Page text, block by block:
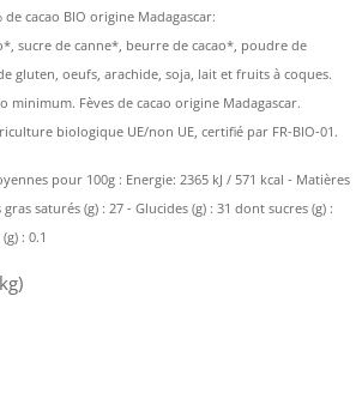
cacao BIO origine Madagascar:
sucre de canne*, beurre de cacao*, poudre de
gluten, oeufs, arachide, soja, lait et fruits à coques.
minimum. Fèves de cacao origine Madagascar.
biologique UE/non UE, certifié par FR-BIO-01.
pour 100g : Energie: 2365 kJ / 571 kcal - Matières
saturés (g) : 27 - Glucides (g) : 31 dont sucres (g) :
: 0.1